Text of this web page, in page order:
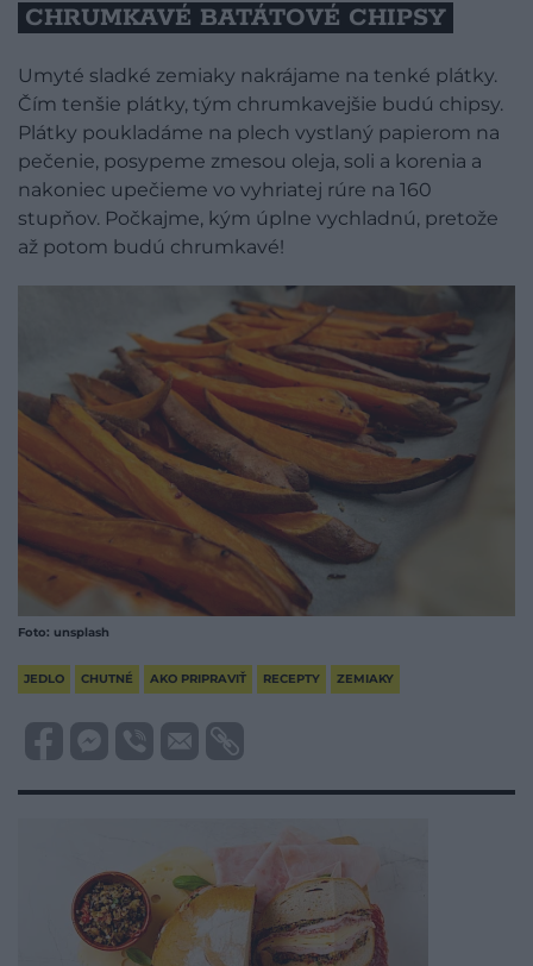
CHRUMKAVÉ BATÁTOVÉ CHIPSY
Umyté sladké zemiaky nakrájame na tenké plátky.
Čím tenšie plátky, tým chrumkavejšie budú chipsy.
Plátky poukladáme na plech vystlaný papierom na
pečenie, posypeme zmesou oleja, soli a korenia a
nakoniec upečieme vo vyhriatej rúre na 160
stupňov. Počkajme, kým úplne vychladnú, pretože
až potom budú chrumkavé!
Foto: unsplash
JEDLO CHUTNÉ AKO PRIPRAVIŤ RECEPTY ZEMIAKY